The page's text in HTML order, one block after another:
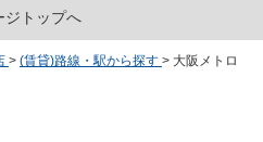
ジトップへ
> (賃貸)路線・駅から探す > 大阪メトロ